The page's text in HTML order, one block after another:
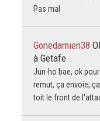
Pas mal
Gonedamien38
à Getafe
Jun-ho bae, ok
remut, ça envoie,
toit le front de